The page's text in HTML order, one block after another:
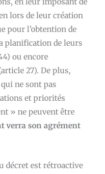
en leur imposant de
lors de leur création
pour l’obtention de
planification de leurs
ou encore
27). De plus,
ne sont pas
et priorités
» ne peuvent être
verra son agrément
décret est rétroactive